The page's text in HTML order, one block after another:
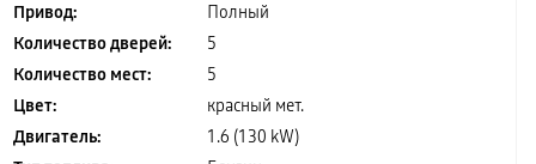
Привод:
Полный
Количество дверей:
5
Количество мест:
5
Цвет:
красный мет.
Двигатель:
1.6 (130 kW)